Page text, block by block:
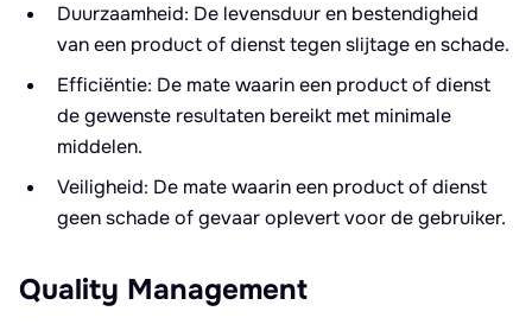
Duurzaamheid: De levensduur en bestendigheid
van een product of dienst tegen slijtage en schade.
Efficiëntie: De mate waarin een product of dienst
de gewenste resultaten bereikt met minimale
middelen.
Veiligheid: De mate waarin een product of dienst
geen schade of gevaar oplevert voor de gebruiker.
Quality Management